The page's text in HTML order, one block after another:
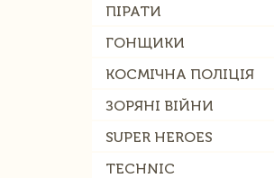
ПІРАТИ
ГОНЩИКИ
КОСМІЧНА ПОЛІЦІЯ
ЗОРЯНІ ВІЙНИ
SUPER HEROES
TECHNIC